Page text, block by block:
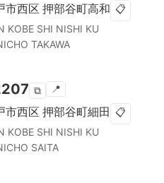
市西区 押部谷町高和 📋
KOBE SHI NISHI KU
TAKAWA
⧉ 📍
市西区 押部谷町細田 📋
KOBE SHI NISHI KU
SAITA